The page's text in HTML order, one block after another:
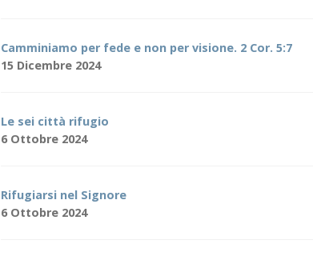
Camminiamo per fede e non per visione. 2 Cor. 5:7
15 Dicembre 2024
Le sei città rifugio
6 Ottobre 2024
Rifugiarsi nel Signore
6 Ottobre 2024